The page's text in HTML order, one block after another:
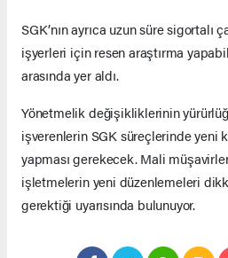
SGK’nın ayrıca uzun süre sigortalı
işyerleri için resen araştırma
arasında yer aldı.
Yönetmelik değişikliklerinin
işverenlerin SGK süreçlerinde yeni
yapması gerekecek. Mali
işletmelerin yeni düzenlemeleri
gerektiği uyarısında bulunuyor.